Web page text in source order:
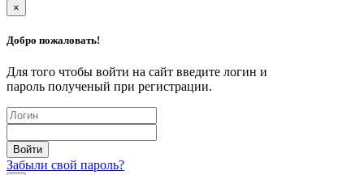
×
Добро пожаловать!
Для того чтобы войти на сайт введите логин и
пароль полученый при регистрации.
Забыли свой пароль?